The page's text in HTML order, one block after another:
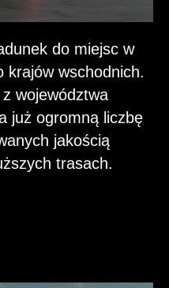
do miejsc w
krajów wschodnich.
województwa
już ogromną liczbę
jakością
trasach.